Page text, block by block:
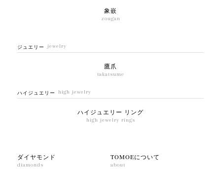
象嵌
zougan
ジュエリー jewelry
鷹爪
takatsume
ハイジュエリー high jewelry
ハイジュエリー リング
high jewelry rings
ダイヤモンド
diamonds
TOMOEについて
about